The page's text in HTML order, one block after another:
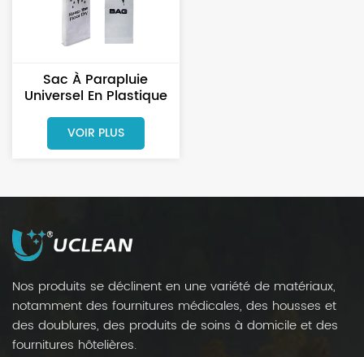
Sac À Parapluie
Universel En Plastique
Transparent PE
VOIR PLUS
Nos produits se déclinent en une variété de matériaux,
notamment des fournitures médicales, des housses et
des doublures, des produits de soins à domicile et des
fournitures hôtelières.